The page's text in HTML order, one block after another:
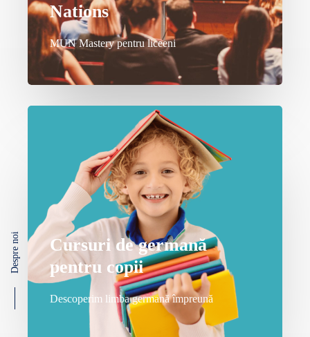
Nations
MUN Mastery pentru liceeni
Cursuri de germană
pentru copii
Descoperim limba germană împreună
Despre noi